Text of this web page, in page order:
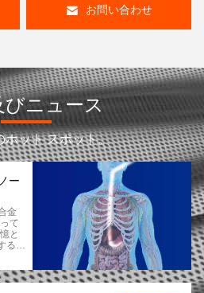
お問い合わせ
びニュース
ホット スポット。
ー
金
て
と
る現
で使
鋼よ